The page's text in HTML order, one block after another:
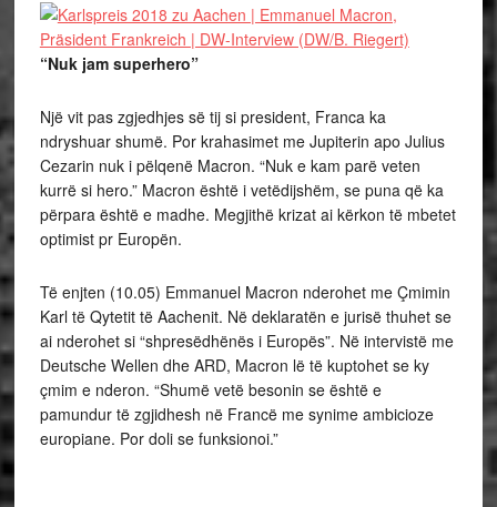
“Nuk jam superhero”
Një vit pas zgjedhjes së tij si president, Franca ka
ndryshuar shumë. Por krahasimet me Jupiterin apo Julius
Cezarin nuk i pëlqenë Macron. “Nuk e kam parë veten
kurrë si hero.” Macron është i vetëdijshëm, se puna që ka
përpara është e madhe. Megjithë krizat ai kërkon të mbetet
optimist pr Europën.
Të enjten (10.05) Emmanuel Macron nderohet me Çmimin
Karl të Qytetit të Aachenit. Në deklaratën e jurisë thuhet se
ai nderohet si “shpresëdhënës i Europës”. Në intervistë me
Deutsche Wellen dhe ARD, Macron lë të kuptohet se ky
çmim e nderon. “Shumë vetë besonin se është e
pamundur të zgjidhesh në Francë me synime ambicioze
europiane. Por doli se funksionoi.”